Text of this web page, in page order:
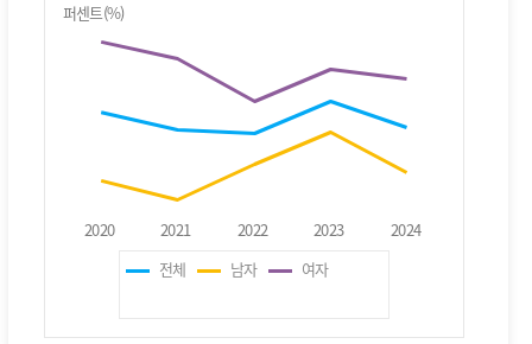
퍼센트(%)
전체 남자 여자